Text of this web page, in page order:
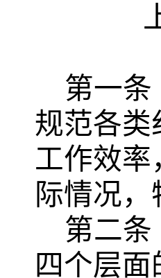
第一条
规范各类
工作效
际情况
第二条
四个层